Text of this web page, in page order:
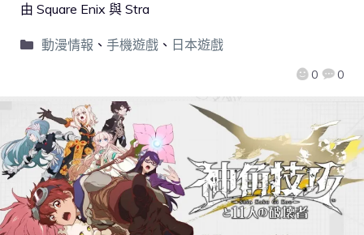
0 0
由 Square Enix 與 Stra
動漫情報 、 手機遊戲、 日本遊戲